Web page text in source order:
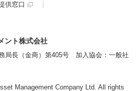
供窓口
ント株式会社
局長（金商）第405号 加入協会：一般社
Management Company Ltd. All rights